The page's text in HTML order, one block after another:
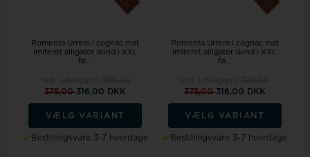
Romenta Urrem i cognac mat
imiteret alligator skind i XXL
fø...
375,00316,00 DKK
VÆLG VARIANT
Bestillingsvare 3-7 hverdage
Romenta Urrem i cognac mat
imiteret alligator skind i XXL
fø...
375,00316,00 DKK
VÆLG VARIANT
Bestillingsvare 3-7 hverdage